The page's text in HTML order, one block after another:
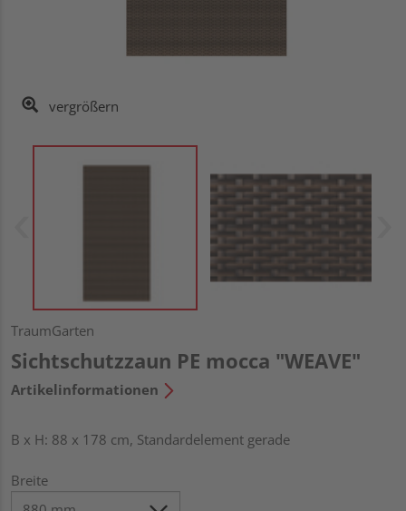
vergrößern
TraumGarten
Sichtschutzzaun PE mocca "WEAVE"
Artikelinformationen
B x H: 88 x 178 cm, Standardelement gerade
Breite